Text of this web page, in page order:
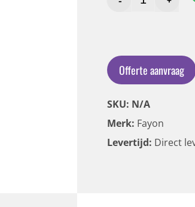
Offerte aanvraag
SKU: N/A
Merk: Fayon
Levertijd: Direct